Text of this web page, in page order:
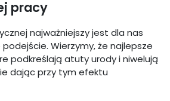
pracy
najważniejszy jest dla nas
Wierzymy, że najlepsze
podkreślają atuty urody i niwelują
dając przy tym efektu